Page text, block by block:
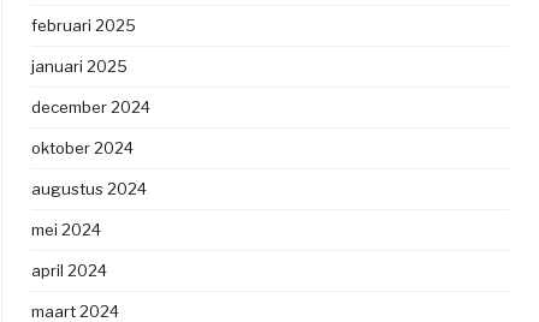
februari 2025
januari 2025
december 2024
oktober 2024
augustus 2024
mei 2024
april 2024
maart 2024